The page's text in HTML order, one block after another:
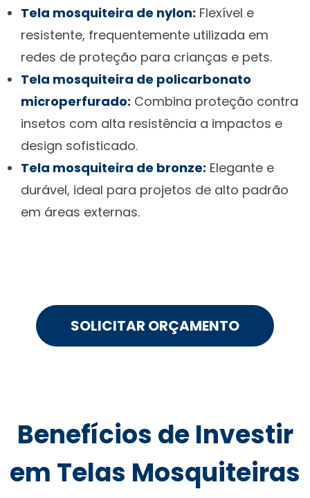
Tela mosquiteira de nylon: Flexível e
resistente, frequentemente utilizada em
redes de proteção para crianças e pets.
Tela mosquiteira de policarbonato
microperfurado: Combina proteção contra
insetos com alta resistência a impactos e
design sofisticado.
Tela mosquiteira de bronze: Elegante e
durável, ideal para projetos de alto padrão
em áreas externas.
SOLICITAR ORÇAMENTO
Benefícios de Investir
em Telas Mosquiteiras